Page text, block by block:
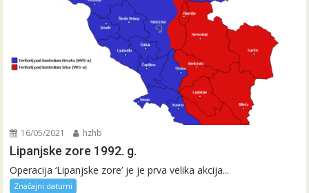
16/05/2021 hzhb
Lipanjske zore 1992. g.
Operacija ‘Lipanjske zore’ je je prva velika akcija...
Značajni datumi